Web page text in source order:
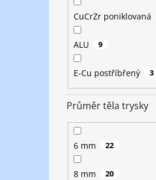
CuCrZr poniklovaná
ALU 9
E-Cu postříbřený 3
Průměr těla trysky
6 mm 22
8 mm 20